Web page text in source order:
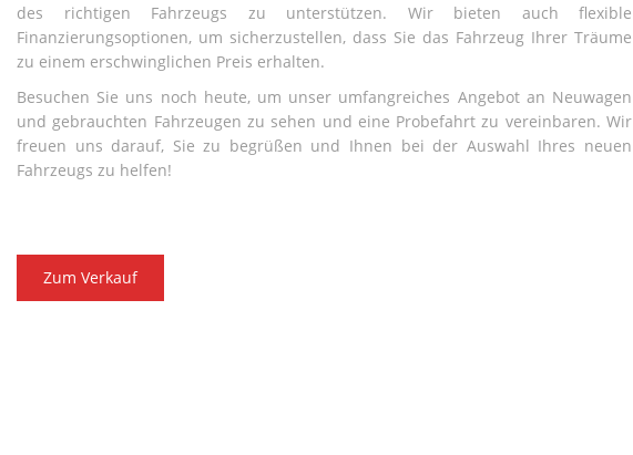
des richtigen Fahrzeugs zu unterstützen. Wir bieten auch flexible
Finanzierungsoptionen, um sicherzustellen, dass Sie das Fahrzeug Ihrer Träume
zu einem erschwinglichen Preis erhalten.
Besuchen Sie uns noch heute, um unser umfangreiches Angebot an Neuwagen
und gebrauchten Fahrzeugen zu sehen und eine Probefahrt zu vereinbaren. Wir
freuen uns darauf, Sie zu begrüßen und Ihnen bei der Auswahl Ihres neuen
Fahrzeugs zu helfen!
Zum Verkauf